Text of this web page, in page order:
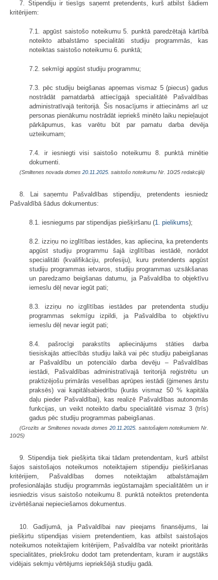
7. Stipendiju ir tiesīgs saņemt pretendents, kurš atbilst šādiem
kritērijiem:
7.1. apgūst saistošo noteikumu 5. punktā paredzētajā kārtībā
noteikto atbalstāmo specialitāti studiju programmās, kas
noteiktas saistošo noteikumu 6. punktā;
7.2. sekmīgi apgūst studiju programmu;
7.3. pēc studiju beigšanas apņemas vismaz 5 (piecus) gadus
nostrādāt pamatdarbā attiecīgajā specialitātē Pašvaldības
administratīvajā teritorijā. Šis nosacījums ir attiecināms arī uz
personas pienākumu nostrādāt iepriekš minēto laiku nepieļaujot
pārkāpumus, kas varētu būt par pamatu darba devēja
uzteikumam;
7.4. ir iesniegti visi saistošo noteikumu 8. punktā minētie
dokumenti.
(Smiltenes novada domes 20.11.2025. saistošo noteikumu Nr. 10/25 redakcijā)
8. Lai saņemtu Pašvaldības stipendiju, pretendents iesniedz
Pašvaldībā šādus dokumentus:
8.1. iesniegums par stipendijas piešķiršanu (1. pielikums);
8.2. izziņu no izglītības iestādes, kas apliecina, ka pretendents
apgūst studiju programmu šajā izglītības iestādē, norādot
specialitāti (kvalifikāciju, profesiju), kuru pretendents apgūst
studiju programmas ietvaros, studiju programmas uzsākšanas
un paredzamo beigšanas datumu, ja Pašvaldība to objektīvu
iemeslu dēļ nevar iegūt pati;
8.3. izziņu no izglītības iestādes par pretendenta studiju
programmas sekmīgu izpildi, ja Pašvaldība to objektīvu
iemeslu dēļ nevar iegūt pati;
8.4. pašrocīgi parakstīts apliecinājums stāties darba
tiesiskajās attiecībās studiju laikā vai pēc studiju pabeigšanas
ar Pašvaldību un potenciālo darba devēju – Pašvaldības
iestādi, Pašvaldības administratīvajā teritorijā reģistrētu un
praktizējošu primārās veselības aprūpes iestādi (ģimenes ārstu
praksēs) vai kapitālsabiedrību (kurās vismaz 50 % kapitāla
daļu pieder Pašvaldībai), kas realizē Pašvaldības autonomās
funkcijas, un veikt noteikto darbu specialitātē vismaz 3 (trīs)
gadus pēc studiju programmas pabeigšanas.
(Grozīts ar Smiltenes novada domes 20.11.2025. saistošajiem noteikumiem Nr.
10/25)
9. Stipendija tiek piešķirta tikai tādam pretendentam, kurš atbilst
šajos saistošajos noteikumos noteiktajiem stipendiju piešķiršanas
kritērijiem, Pašvaldības domes noteiktajām atbalstāmajām
profesionālajās studiju programmās iegūstamajām specialitātēm un ir
iesniedzis visus saistošo noteikumu 8. punktā noteiktos pretendenta
izvērtēšanai nepieciešamos dokumentus.
10. Gadījumā, ja Pašvaldībai nav pieejams finansējums, lai
piešķirtu stipendijas visiem pretendentiem, kas atbilst saistošajos
noteikumos noteiktajiem kritērijiem, Pašvaldība var noteikt prioritārās
specialitātes, priekšroku dodot tam pretendentam, kuram ir augstāks
vidējais sekmju vērtējums iepriekšējā studiju gadā.